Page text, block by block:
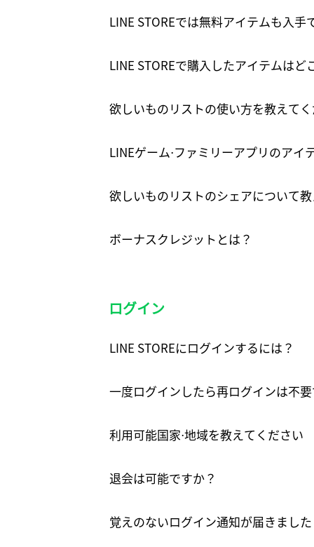
LINE STOREでは無料アイテムも入手
LINE STOREで購入したアイテムはど
欲しいものリストの使い方を教えて
LINEゲーム⋅ファミリーアプリのアイ
欲しいものリストのシェアについて
ボーナスクレジットとは？
ログイン
LINE STOREにログインするには？
一度ログインしたら再ログインは不
利用可能国家⋅地域を教えてください
退会は可能ですか？
覚えのないログイン通知が届きました